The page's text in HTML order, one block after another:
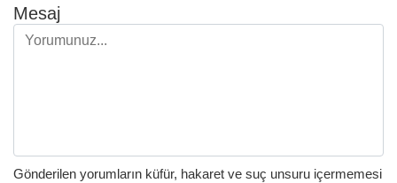
Mesaj
Gönderilen yorumların küfür, hakaret ve suç unsuru içermemesi